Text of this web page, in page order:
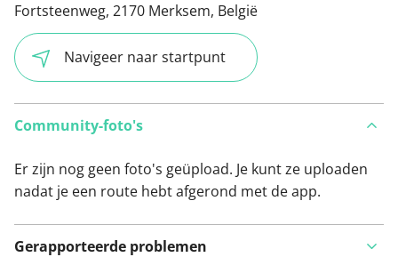
Fortsteenweg, 2170 Merksem, België
Navigeer naar startpunt
Community-foto's
Er zijn nog geen foto's geüpload. Je kunt ze uploaden
nadat je een route hebt afgerond met de app.
Gerapporteerde problemen